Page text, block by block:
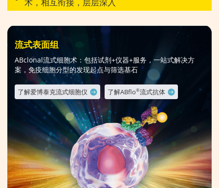
流式表面组
ABclonal流式细胞术：包括试剂+仪器+服务，一站式解决方
案，免疫细胞分型的发现起点与筛选基石
了解爱博泰克流式细胞仪 了解ABflo®流式抗体